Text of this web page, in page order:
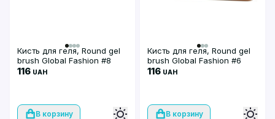
Кисть для геля, Round gel
brush Global Fashion #8
116 UAH
В корзину
Кисть для геля, Round gel
brush Global Fashion #6
116 UAH
В корзину